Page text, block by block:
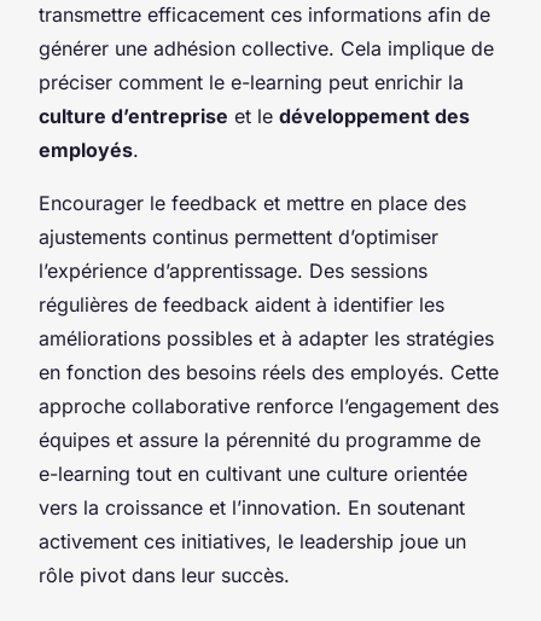
transmettre efficacement ces informations afin de
générer une adhésion collective. Cela implique de
préciser comment le e-learning peut enrichir la
culture d’entreprise et le développement des
employés.
Encourager le feedback et mettre en place des
ajustements continus permettent d’optimiser
l’expérience d’apprentissage. Des sessions
régulières de feedback aident à identifier les
améliorations possibles et à adapter les stratégies
en fonction des besoins réels des employés. Cette
approche collaborative renforce l’engagement des
équipes et assure la pérennité du programme de
e-learning tout en cultivant une culture orientée
vers la croissance et l’innovation. En soutenant
activement ces initiatives, le leadership joue un
rôle pivot dans leur succès.